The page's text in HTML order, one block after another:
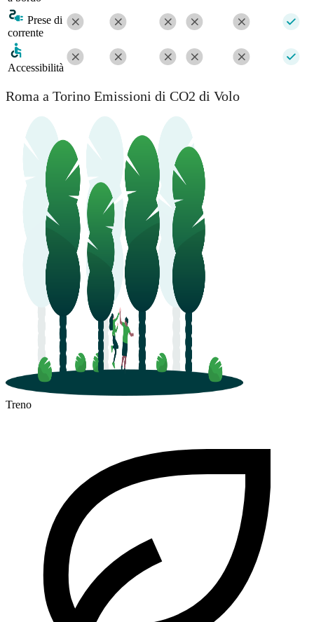
Prese di
corrente
Accessibilità
Roma a Torino Emissioni di CO2 di Volo
Treno